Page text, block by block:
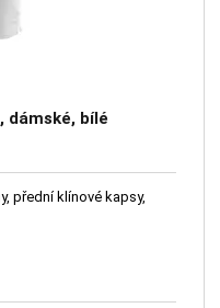
dámské, bílé
přední klínové kapsy,